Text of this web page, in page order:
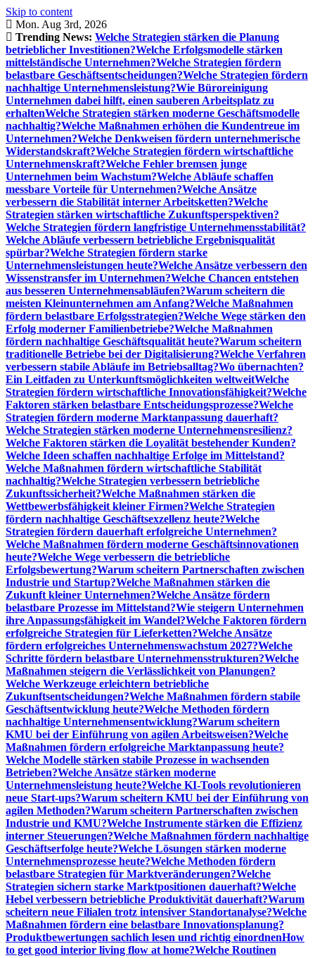
Skip to content
Mon. Aug 3rd, 2026
Trending News: Welche Strategien stärken die Planung
betrieblicher Investitionen?Welche Erfolgsmodelle stärken
mittelständische Unternehmen?Welche Strategien fördern
belastbare Geschäftsentscheidungen?Welche Strategien fördern
nachhaltige Unternehmensleistung?Wie Büroreinigung
Unternehmen dabei hilft, einen sauberen Arbeitsplatz zu
erhaltenWelche Strategien stärken moderne Geschäftsmodelle
nachhaltig?Welche Maßnahmen erhöhen die Kundentreue im
Unternehmen?Welche Denkweisen fördern unternehmerische
Widerstandskraft?Welche Strategien fördern wirtschaftliche
Unternehmenskraft?Welche Fehler bremsen junge
Unternehmen beim Wachstum?Welche Abläufe schaffen
messbare Vorteile für Unternehmen?Welche Ansätze
verbessern die Stabilität interner Arbeitsketten?Welche
Strategien stärken wirtschaftliche Zukunftsperspektiven?
Welche Strategien fördern langfristige Unternehmensstabilität?
Welche Abläufe verbessern betriebliche Ergebnisqualität
spürbar?Welche Strategien fördern starke
Unternehmensleistungen heute?Welche Ansätze verbessern den
Wissenstransfer im Unternehmen?Welche Chancen entstehen
aus besseren Unternehmensabläufen?Warum scheitern die
meisten Kleinunternehmen am Anfang?Welche Maßnahmen
fördern belastbare Erfolgsstrategien?Welche Wege stärken den
Erfolg moderner Familienbetriebe?Welche Maßnahmen
fördern nachhaltige Geschäftsqualität heute?Warum scheitern
traditionelle Betriebe bei der Digitalisierung?Welche Verfahren
verbessern stabile Abläufe im Betriebsalltag?Wo übernachten?
Ein Leitfaden zu Unterkunftsmöglichkeiten weltweitWelche
Strategien fördern wirtschaftliche Innovationsfähigkeit?Welche
Faktoren stärken belastbare Entscheidungsprozesse?Welche
Strategien fördern moderne Marktanpassung dauerhaft?
Welche Strategien stärken moderne Unternehmensresilienz?
Welche Faktoren stärken die Loyalität bestehender Kunden?
Welche Ideen schaffen nachhaltige Erfolge im Mittelstand?
Welche Maßnahmen fördern wirtschaftliche Stabilität
nachhaltig?Welche Strategien verbessern betriebliche
Zukunftssicherheit?Welche Maßnahmen stärken die
Wettbewerbsfähigkeit kleiner Firmen?Welche Strategien
fördern nachhaltige Geschäftsexzellenz heute?Welche
Strategien fördern dauerhaft erfolgreiche Unternehmen?
Welche Maßnahmen fördern moderne Geschäftsinnovationen
heute?Welche Wege verbessern die betriebliche
Erfolgsbewertung?Warum scheitern Partnerschaften zwischen
Industrie und Startup?Welche Maßnahmen stärken die
Zukunft kleiner Unternehmen?Welche Ansätze fördern
belastbare Prozesse im Mittelstand?Wie steigern Unternehmen
ihre Anpassungsfähigkeit im Wandel?Welche Faktoren fördern
erfolgreiche Strategien für Lieferketten?Welche Ansätze
fördern erfolgreiches Unternehmenswachstum 2027?Welche
Schritte fördern belastbare Unternehmensstrukturen?Welche
Maßnahmen steigern die Verlässlichkeit von Planungen?
Welche Werkzeuge erleichtern betriebliche
Zukunftsentscheidungen?Welche Maßnahmen fördern stabile
Geschäftsentwicklung heute?Welche Methoden fördern
nachhaltige Unternehmensentwicklung?Warum scheitern
KMU bei der Einführung von agilen Arbeitsweisen?Welche
Maßnahmen fördern erfolgreiche Marktanpassung heute?
Welche Modelle stärken stabile Prozesse in wachsenden
Betrieben?Welche Ansätze stärken moderne
Unternehmensleistung heute?Welche KI-Tools revolutionieren
neue Start-ups?Warum scheitern KMU bei der Einführung von
agilen Methoden?Warum scheitern Partnerschaften zwischen
Industrie und KMU?Welche Instrumente stärken die Effizienz
interner Steuerungen?Welche Maßnahmen fördern nachhaltige
Geschäftserfolge heute?Welche Lösungen stärken moderne
Unternehmensprozesse heute?Welche Methoden fördern
belastbare Strategien für Marktveränderungen?Welche
Strategien sichern starke Marktpositionen dauerhaft?Welche
Hebel verbessern betriebliche Produktivität dauerhaft?Warum
scheitern neue Filialen trotz intensiver Standortanalyse?Welche
Maßnahmen fördern eine belastbare Innovationsplanung?
Produktbewertungen sachlich lesen und richtig einordnenHow
to get good interior living flow at home?Welche Routinen